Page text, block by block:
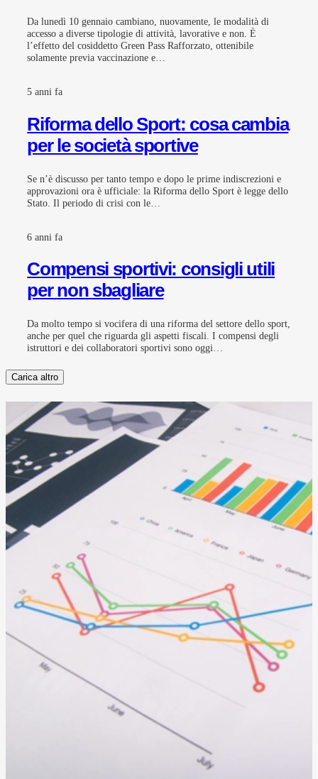
Da lunedì 10 gennaio cambiano, nuovamente, le modalità di
accesso a diverse tipologie di attività, lavorative e non. È
l’effetto del cosiddetto Green Pass Rafforzato, ottenibile
solamente previa vaccinazione e…
5 anni fa
Riforma dello Sport: cosa cambia
per le società sportive
Se n’è discusso per tanto tempo e dopo le prime indiscrezioni e
approvazioni ora è ufficiale: la Riforma dello Sport è legge dello
Stato. Il periodo di crisi con le…
6 anni fa
Compensi sportivi: consigli utili
per non sbagliare
Da molto tempo si vocifera di una riforma del settore dello sport,
anche per quel che riguarda gli aspetti fiscali. I compensi degli
istruttori e dei collaboratori sportivi sono oggi…
Carica altro